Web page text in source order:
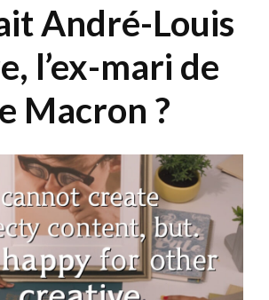
André-Louis
l’ex-mari de
Macron ?